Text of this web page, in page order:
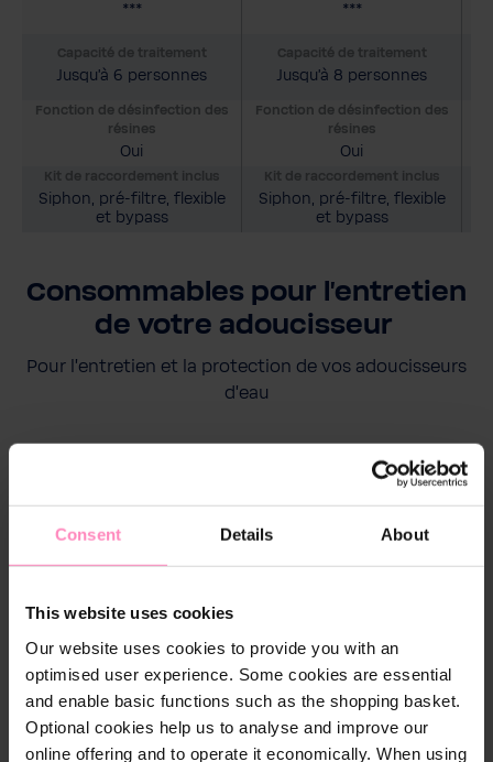
Consent Details About
This website uses cookies
Our website uses cookies to provide you with an
optimised user experience. Some cookies are essential
and enable basic functions such as the shopping basket.
Optional cookies help us to analyse and improve our
online offering and to operate it economically. When using
***
Capacité de traitement
Jusqu’à 6 personnes
Fonction de désinfection des
résines
Oui
Kit de raccordement inclus
Siphon, pré-filtre, flexible
et bypass
***
Capacité de traitement
Jusqu’à 8 personnes
Fonction de désinfection des
résines
Oui
Kit de raccordement inclus
Siphon, pré-filtre, flexible
et bypass
Consommables pour l'entretien
de votre adoucisseur
Pour l'entretien et la protection de vos adoucisseurs
d'eau